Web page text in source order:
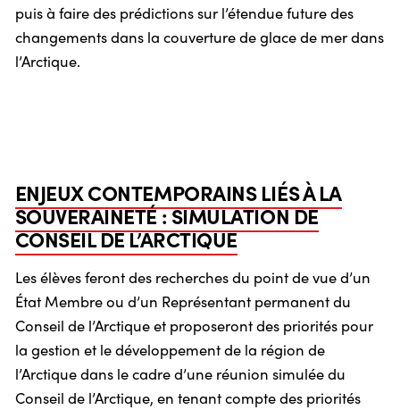
puis à faire des prédictions sur l’étendue future des
changements dans la couverture de glace de mer dans
l’Arctique.
ENJEUX CONTEMPORAINS LIÉS À LA
SOUVERAINETÉ : SIMULATION DE
CONSEIL DE L’ARCTIQUE
Les élèves feront des recherches du point de vue d’un
État Membre ou d’un Représentant permanent du
Conseil de l’Arctique et proposeront des priorités pour
la gestion et le développement de la région de
l’Arctique dans le cadre d’une réunion simulée du
Conseil de l’Arctique, en tenant compte des priorités